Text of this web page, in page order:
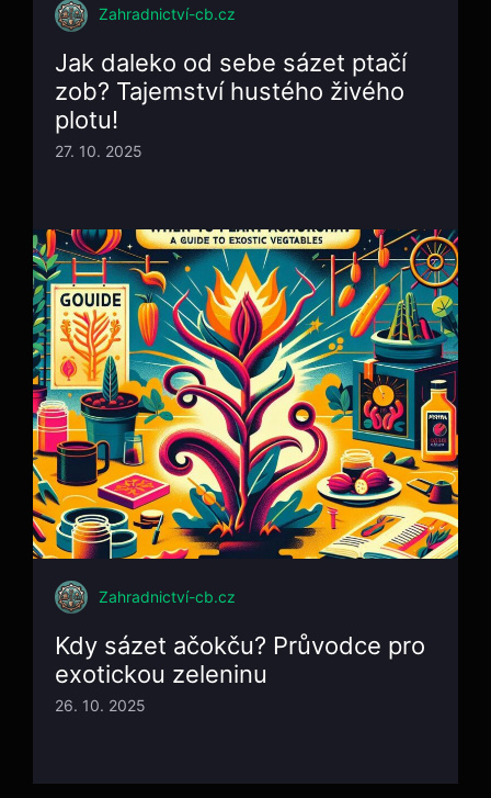
Zahradnictví-cb.cz
Jak daleko od sebe sázet ptačí
zob? Tajemství hustého živého
plotu!
27. 10. 2025
Zahradnictví-cb.cz
Kdy sázet ačokču? Průvodce pro
exotickou zeleninu
26. 10. 2025